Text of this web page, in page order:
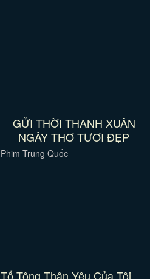
GỬI THỜI THANH XUÂN
NGÂY THƠ TƯƠI ĐẸP
Phim Trung Quốc
Tổ Tông Thân Yêu Của Tôi